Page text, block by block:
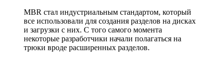
MBR стал индустриальным стандартом, который
все использовали для создания разделов на дисках
и загрузки с них. С того самого момента
некоторые разработчики начали полагаться на
трюки вроде расширенных разделов.